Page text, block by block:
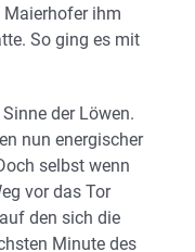
Maierhofer ihm
So ging es mit
der Löwen.
nun energischer
selbst wenn
vor das Tor
den sich die
Minute des